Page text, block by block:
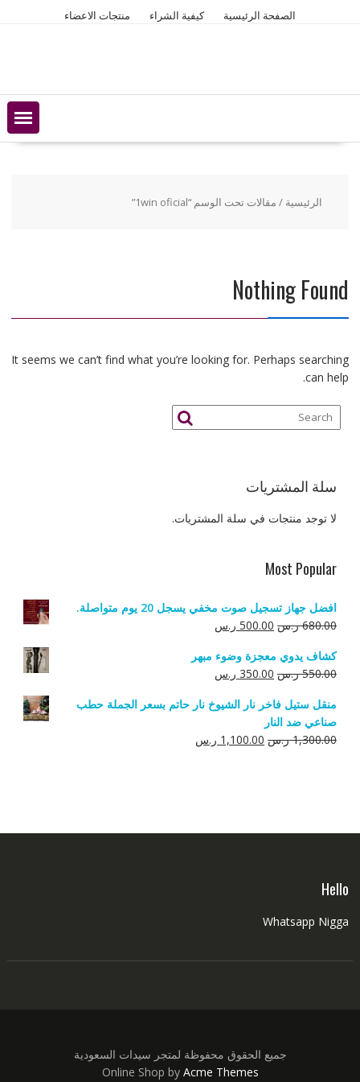
الصفحة الرئيسية كيفية الشراء منتجات الاعضاء
الرئيسية / مقالات تحت الوسم “1win oficial”
Nothing Found
It seems we can’t find what you’re looking for. Perhaps searching
can help.
سلة المشتريات
لا توجد منتجات في سلة المشتريات.
Most Popular
افضل جهاز تسجيل صوت مخفي يسجل 20 يوم متواصلة.
680.00 ر.س السعر
هو:
680.00 ر.س.
500.00 ر.سالسعر
هو:
500.00 ر.س.
كشاف يدوي معجزة وضوء مبهر
550.00 ر.س السعر
هو:
550.00 ر.س.
350.00 ر.سالسعر
هو:
منقل ستيل فاخر نار الشيوخ نار حاتم بسعر الجملة حطب
صناعي ضد النار
1,300.00 ر.س السعر
1,100.00 ر.سالسعر
Hello
Whatsapp Nigga
جميع الحقوق محفوظة لمتجر سيدات السعودية
Online Shop by Acme Themes